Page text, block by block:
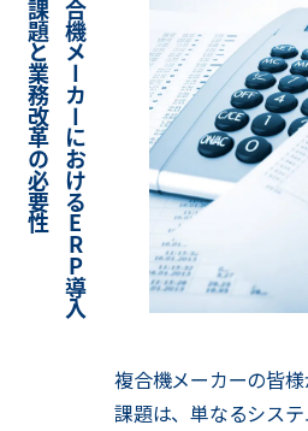
複
合
機
メ
ー
カ
ー
に
お
け
る
E
R
P
導
入
の
課
題
と
業
務
改
革
の
必
要
性
複合機メーカーの皆
課題は、単なるシス